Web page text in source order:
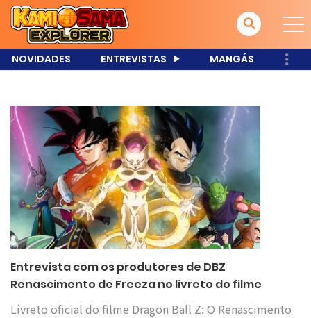
NOVIDADES ENTREVISTAS MANGÁS
Entrevista com os produtores de DBZ
Renascimento de Freeza no livreto do filme
Livreto oficial do filme Dragon Ball Z: O Renascimento